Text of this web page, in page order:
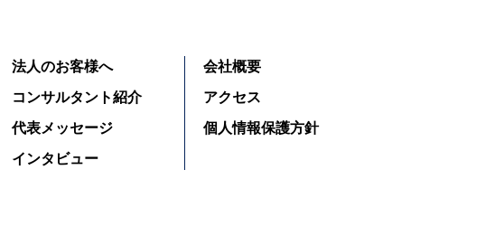
法人のお客様へ
コンサルタント紹介
代表メッセージ
インタビュー
会社概要
アクセス
個人情報保護方針